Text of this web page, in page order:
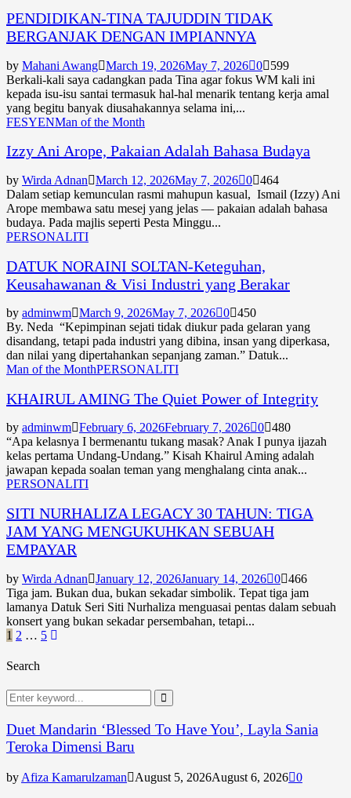
PENDIDIKAN-TINA TAJUDDIN TIDAK
BERGANJAK DENGAN IMPIANNYA
by Mahani Awang March 19, 2026May 7, 2026 0
599
Berkali-kali saya cadangkan pada Tina agar fokus WM kali ini
kepada isu-isu santai termasuk hal-hal menarik tentang kerja amal
yang begitu banyak diusahakannya selama ini,...
FESYENMan of the Month
Izzy Ani Arope, Pakaian Adalah Bahasa Budaya
by Wirda Adnan March 12, 2026May 7, 2026 0 464
Dalam setiap kemunculan rasmi mahupun kasual, Ismail (Izzy) Ani
Arope membawa satu mesej yang jelas — pakaian adalah bahasa
budaya. Pada majlis seperti Pesta Minggu...
PERSONALITI
DATUK NORAINI SOLTAN-Keteguhan,
Keusahawanan & Visi Industri yang Berakar
by adminwm March 9, 2026May 7, 2026 0 450
By. Neda “Kepimpinan sejati tidak diukur pada gelaran yang
disandang, tetapi pada industri yang dibina, insan yang diperkasa,
dan nilai yang dipertahankan sepanjang zaman.” Datuk...
Man of the MonthPERSONALITI
KHAIRUL AMING The Quiet Power of Integrity
by adminwm February 6, 2026February 7, 2026 0 480
“Apa kelasnya I bermenantu tukang masak? Anak I punya ijazah
kelas pertama Undang-Undang.” Kisah Khairul Aming adalah
jawapan kepada soalan teman yang menghalang cinta anak...
PERSONALITI
SITI NURHALIZA LEGACY 30 TAHUN: TIGA
JAM YANG MENGUKUHKAN SEBUAH
EMPAYAR
by Wirda Adnan January 12, 2026January 14, 2026 0 466
Tiga jam. Bukan dua, bukan sekadar simbolik. Tepat tiga jam
lamanya Datuk Seri Siti Nurhaliza menguasai pentas dalam sebuah
konsert yang bukan sekadar persembahan, tetapi...
Posts
pagination
1 2 … 5
Search
Search
for:
Search
Duet Mandarin ‘Blessed To Have You’, Layla Sania
Teroka Dimensi Baru
by Afiza Kamarulzaman August 5, 2026August 6, 2026 0